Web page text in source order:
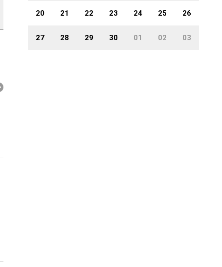
20 21 22 23 24 25 26
27 28 29 30 01 02 03